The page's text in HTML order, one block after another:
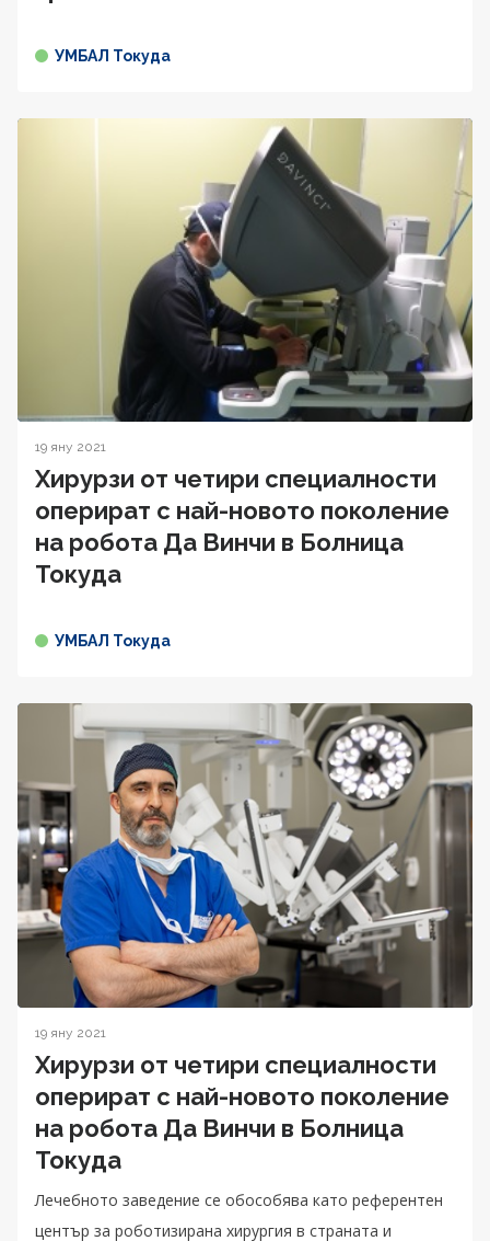
УМБАЛ Токуда
19 яну 2021
Хирурзи от четири специалности
оперират с най-новото поколение
на робота Да Винчи в Болница
Токуда
УМБАЛ Токуда
19 яну 2021
Хирурзи от четири специалности
оперират с най-новото поколение
на робота Да Винчи в Болница
Токуда
Лечебното заведение се обособява като референтен
център за роботизирана хирургия в страната и